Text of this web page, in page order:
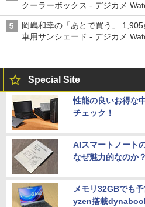
クーラーボックス - デジカメ
岡嶋和幸の「あとで買う」
車用サンシェード - デジカメ
Special Site
性能の良いお得な
チェック！
AIスマートノート
なぜ魅力的なのか？
メモリ32GBでも
yzen搭載